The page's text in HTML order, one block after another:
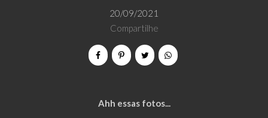
20/09/2021
Compartilhe
Ahh essas fotos...